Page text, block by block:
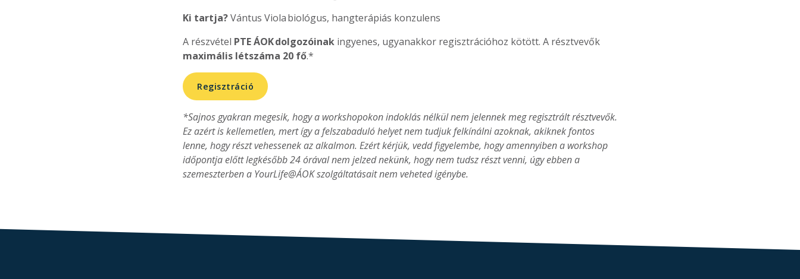
Ki tartja?Vántus Viola biológus, hangterápiás konzulens
A részvétel PTEÁOK dolgozóinak ingyenes, ugyanakkor regisztrációhoz kötött. A résztvevők
maximális létszáma 20 fő.*
Regisztráció
*Sajnos gyakran megesik, hogy a workshopokon indoklás nélkül nem jelennek meg regisztrált résztvevők.
Ez azért is kellemetlen, mert így a felszabaduló helyet nem tudjuk felkínálni azoknak, akiknek fontos
lenne, hogy részt vehessenek az alkalmon. Ezért kérjük, vedd figyelembe, hogy amennyiben a workshop
időpontja előtt legkésőbb 24 órával nem jelzed nekünk, hogy nem tudsz részt venni, úgy ebben a
szemeszterben a YourLife@ÁOK szolgáltatásait nem veheted igénybe.